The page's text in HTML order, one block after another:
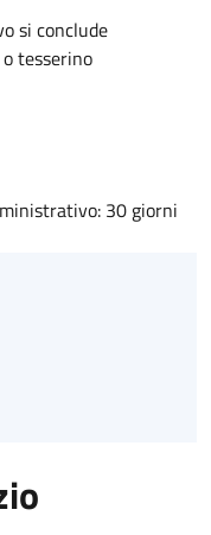
si conclude
tesserino
30 giorni